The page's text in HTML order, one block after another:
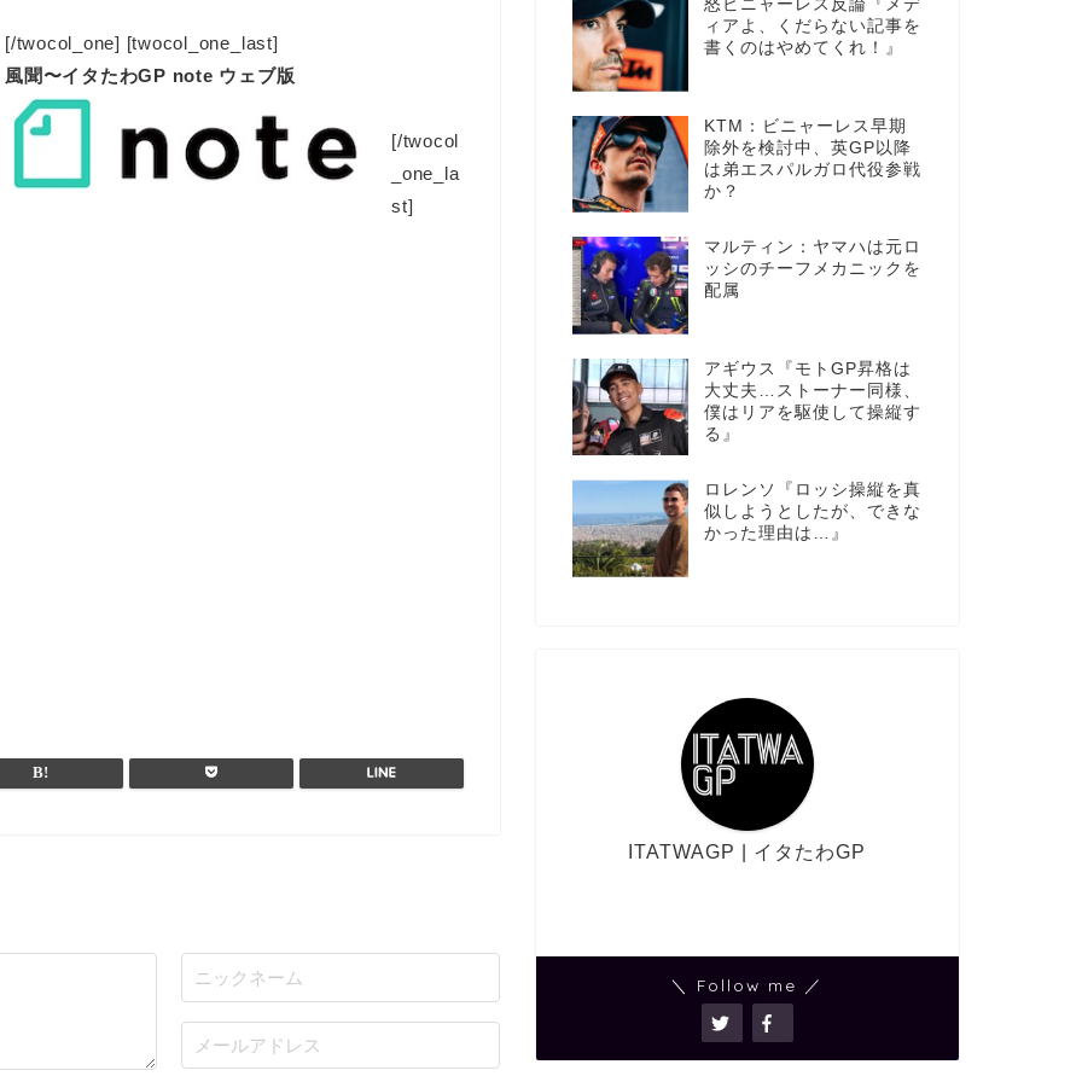
[/twocol_one] [twocol_one_last]
風聞〜イタたわGP note ウェブ版
[/twocol
_one_la
st]
怒ビニャーレス反論『メデ
ィアよ、くだらない記事を
書くのはやめてくれ！』
KTM：ビニャーレス早期
除外を検討中、英GP以降
は弟エスパルガロ代役参戦
か？
マルティン：ヤマハは元ロ
ッシのチーフメカニックを
配属
アギウス『モトGP昇格は
大丈夫…ストーナー同様、
僕はリアを駆使して操縦す
る』
ロレンソ『ロッシ操縦を真
似しようとしたが、できな
かった理由は…』
ITATWAGP | イタたわGP
＼ Follow me ／